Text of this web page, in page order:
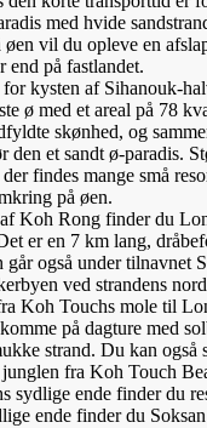
med hvide
øen vil du opleve en
på fastlandet.
kysten af Sihanouk-
ø med et areal på 78
skønhed, og
den et sandt ø-paradis.
findes mange små
på øen.
Koh Rong finder du
er en 7 km lang,
går også under tilnavnet
ved strandens
Koh Touchs mole til
på dagture med
strand. Du kan også
junglen fra Koh Touch
sydlige ende finder du
ende finder du